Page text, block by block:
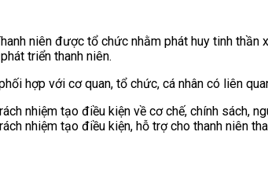
niên được tổ chức nhằm phát huy tinh
triển thanh niên.
hợp với cơ quan, tổ chức, cá nhân có liên
nhiệm tạo điều kiện về cơ chế, chính
nhiệm tạo điều kiện, hỗ trợ cho thanh niên